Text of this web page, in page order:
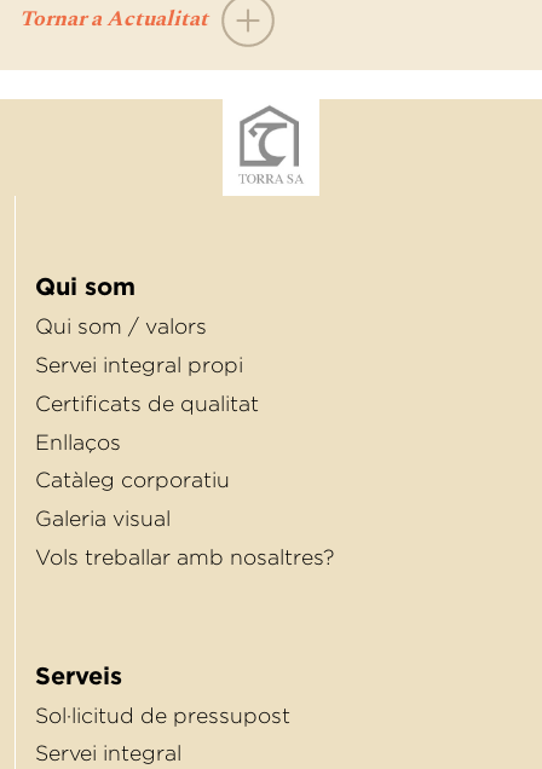
Tornar a Actualitat
Qui som
Qui som / valors
Servei integral propi
Certiﬁcats de qualitat
Enllaços
Catàleg corporatiu
Galeria visual
Vols treballar amb nosaltres?
Serveis
Sol·licitud de pressupost
Servei integral